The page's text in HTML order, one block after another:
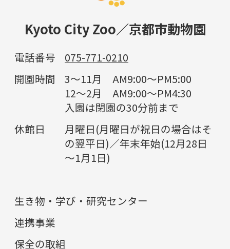
Kyoto City Zoo／京都市動物園
電話番号
075-771-0210
開園時間
3～11月 AM9:00～PM5:00
12～2月 AM9:00～PM4:30
入園は閉園の30分前まで
休館日
月曜日(月曜日が祝日の場合はそ
の翌平日)／年末年始(12月28日
～1月1日)
生き物・学び・研究センター
連携事業
保全の取組